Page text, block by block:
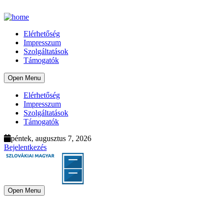
Elérhetőség
Impresszum
Szolgáltatások
Támogatók
Open Menu
Elérhetőség
Impresszum
Szolgáltatások
Támogatók
péntek, augusztus 7, 2026
Bejelentkezés
Open Menu